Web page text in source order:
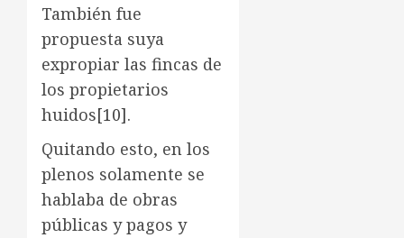
También fue
propuesta suya
expropiar las fincas de
los propietarios
huidos[10].
Quitando esto, en los
plenos solamente se
hablaba de obras
públicas y pagos y